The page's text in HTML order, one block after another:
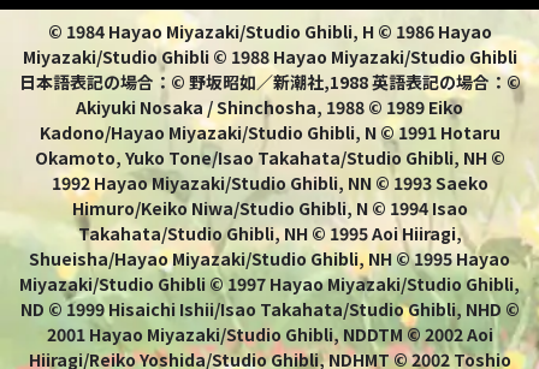
© 1984 Hayao Miyazaki/Studio Ghibli, H © 1986 Hayao
Miyazaki/Studio Ghibli © 1988 Hayao Miyazaki/Studio Ghibli
日本語表記の場合：© 野坂昭如／新潮社,1988 英語表記の場合：©
Akiyuki Nosaka / Shinchosha, 1988 © 1989 Eiko
Kadono/Hayao Miyazaki/Studio Ghibli, N © 1991 Hotaru
Okamoto, Yuko Tone/Isao Takahata/Studio Ghibli, NH ©
1992 Hayao Miyazaki/Studio Ghibli, NN © 1993 Saeko
Himuro/Keiko Niwa/Studio Ghibli, N © 1994 Isao
Takahata/Studio Ghibli, NH © 1995 Aoi Hiiragi,
Shueisha/Hayao Miyazaki/Studio Ghibli, NH © 1995 Hayao
Miyazaki/Studio Ghibli © 1997 Hayao Miyazaki/Studio Ghibli,
ND © 1999 Hisaichi Ishii/Isao Takahata/Studio Ghibli, NHD ©
2001 Hayao Miyazaki/Studio Ghibli, NDDTM © 2002 Aoi
Hiiragi/Reiko Yoshida/Studio Ghibli, NDHMT © 2002 Toshio